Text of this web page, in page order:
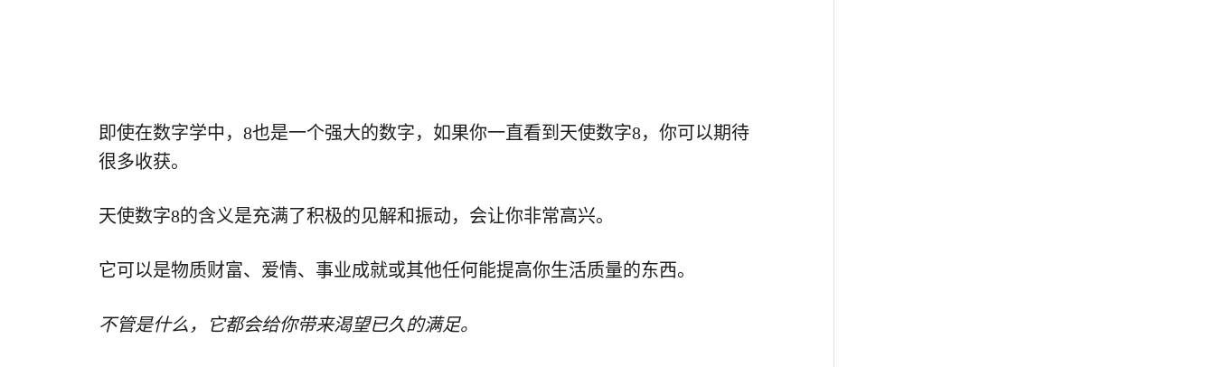
即使在数字学中，8也是一个强大的数字，如果你一直看到天使数字8，你可以期待
很多收获。
天使数字8的含义是充满了积极的见解和振动，会让你非常高兴。
它可以是物质财富、爱情、事业成就或其他任何能提高你生活质量的东西。
不管是什么，它都会给你带来渴望已久的满足。